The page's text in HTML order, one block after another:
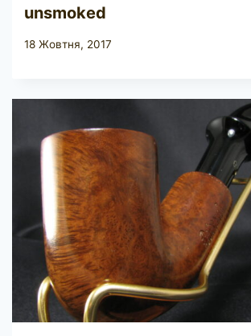
unsmoked
18 Жовтня, 2017